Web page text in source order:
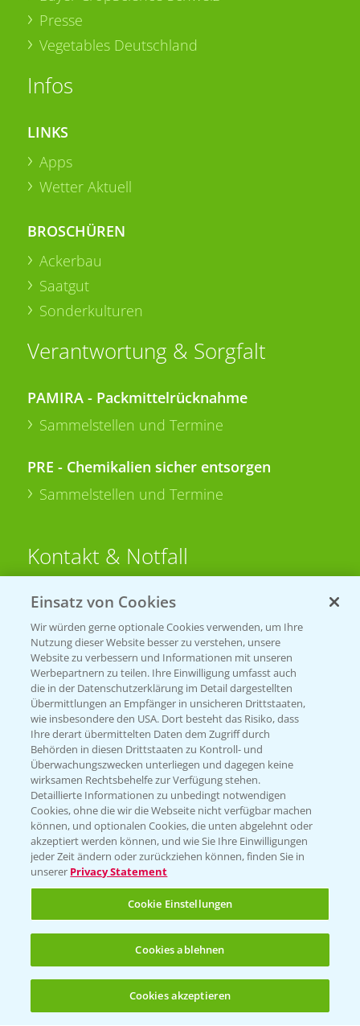
Presse
Vegetables Deutschland
Infos
LINKS
Apps
Wetter Aktuell
BROSCHÜREN
Ackerbau
Saatgut
Sonderkulturen
Verantwortung & Sorgfalt
PAMIRA - Packmittelrücknahme
Sammelstellen und Termine
PRE - Chemikalien sicher entsorgen
Sammelstellen und Termine
Kontakt & Notfall
Beratung auf WhatsApp
T.+49 (0)174 346 564 1
KONTAKT
Hilfe in Notfällen
T.+49 (0)214/30-20220
Folgen Sie uns
Allgemeine Nutzungsbedingungen
Datenschutzerklärung
Einsatz von Cookies
Wir würden gerne optionale Cookies verwenden, um Ihre
Nutzung dieser Website besser zu verstehen, unsere
Website zu verbessern und Informationen mit unseren
Werbepartnern zu teilen. Ihre Einwilligung umfasst auch
die in der Datenschutzerklärung im Detail dargestellten
Übermittlungen an Empfänger in unsicheren Drittstaaten,
wie insbesondere den USA. Dort besteht das Risiko, dass
Ihre derart übermittelten Daten dem Zugriff durch
Behörden in diesen Drittstaaten zu Kontroll- und
Überwachungszwecken unterliegen und dagegen keine
wirksamen Rechtsbehelfe zur Verfügung stehen.
Detaillierte Informationen zu unbedingt notwendigen
Cookies, ohne die wir die Webseite nicht verfügbar machen
können, und optionalen Cookies, die unten abgelehnt oder
akzeptiert werden können, und wie Sie Ihre Einwilligungen
jeder Zeit ändern oder zurückziehen können, finden Sie in
unserer Privacy Statement
Cookie Einstellungen
Cookies ablehnen
Cookies akzeptieren